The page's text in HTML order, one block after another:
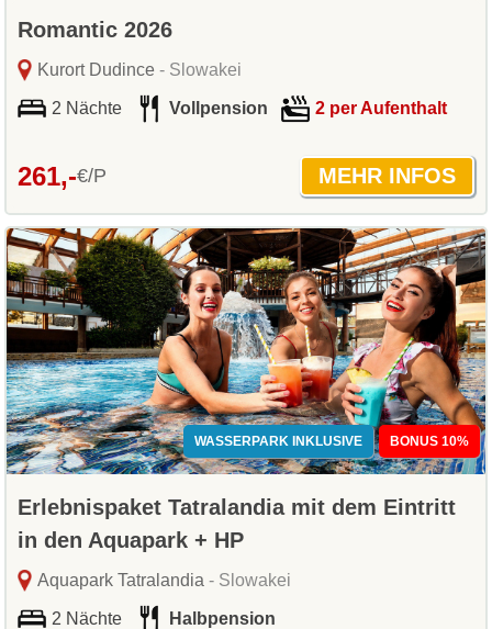
Romantic 2026
Kurort Dudince- Slowakei
2 Nächte Vollpension 2 per Aufenthalt
261,-€/P
WASSERPARK INKLUSIVE BONUS 10%
Erlebnispaket Tatralandia mit dem Eintritt
in den Aquapark + HP
Aquapark Tatralandia - Slowakei
2 Nächte Halbpension